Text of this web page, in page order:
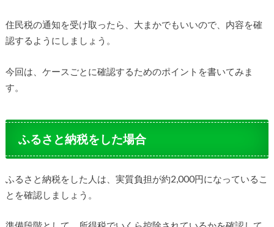
住民税の通知を受け取ったら、大まかでもいいので、内容を確
認するようにしましょう。
今回は、ケースごとに確認するためのポイントを書いてみま
す。
ふるさと納税をした場合
ふるさと納税をした人は、実質負担が約2,000円になっているこ
とを確認しましょう。